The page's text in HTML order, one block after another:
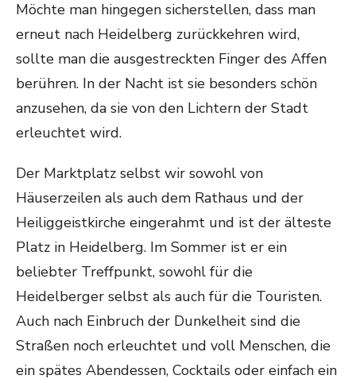
Möchte man hingegen sicherstellen, dass man
erneut nach Heidelberg zurückkehren wird,
sollte man die ausgestreckten Finger des Affen
berühren. In der Nacht ist sie besonders schön
anzusehen, da sie von den Lichtern der Stadt
erleuchtet wird.
Der Marktplatz selbst wir sowohl von
Häuserzeilen als auch dem Rathaus und der
Heiliggeistkirche eingerahmt und ist der älteste
Platz in Heidelberg. Im Sommer ist er ein
beliebter Treffpunkt, sowohl für die
Heidelberger selbst als auch für die Touristen.
Auch nach Einbruch der Dunkelheit sind die
Straßen noch erleuchtet und voll Menschen, die
ein spätes Abendessen, Cocktails oder einfach ein